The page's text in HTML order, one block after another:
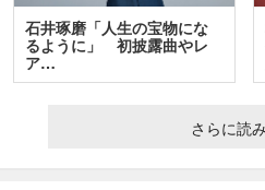
石井琢磨「人生の宝物にな
るように」 初披露曲やレ
ア…
さらに読